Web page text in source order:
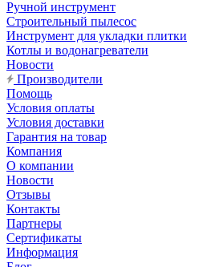
Ручной инструмент
Строительный пылесос
Инструмент для укладки плитки
Котлы и водонагреватели
Новости
Производители
Помощь
Условия оплаты
Условия доставки
Гарантия на товар
Компания
О компании
Новости
Отзывы
Контакты
Партнеры
Сертификаты
Информация